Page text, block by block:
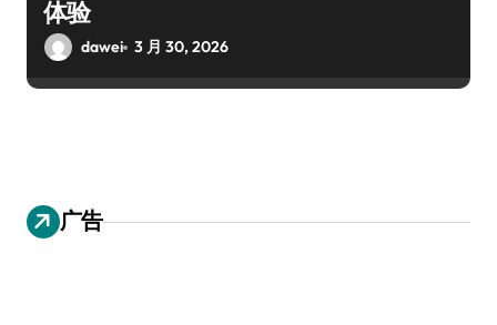
体验
dawei 3 月 30, 2026
广告